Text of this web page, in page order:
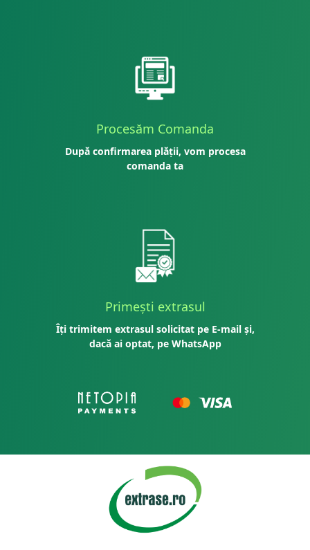
Procesăm Comanda
După confirmarea plății, vom procesa
comanda ta
Primești extrasul
Îți trimitem extrasul solicitat pe E-mail și,
dacă ai optat, pe WhatsApp